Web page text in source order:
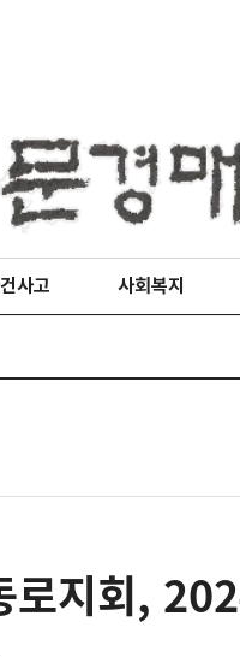
사고 사회복지
로지회,